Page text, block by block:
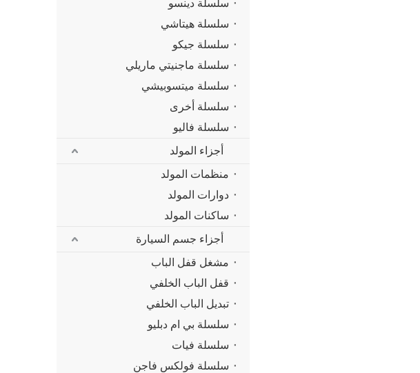
سلسلة دينسو
سلسلة هيتاشي
سلسلة جيكو
سلسلة ماجنيتي ماريلي
سلسلة ميتسوبيشي
سلسلة أخرى
سلسلة فاليو
أجزاء المولد
منظمات المولد
دوارات المولد
ساكنات المولد
أجزاء جسم السيارة
مشغل قفل الباب
قفل الباب الخلفي
تبديل الباب الخلفي
سلسلة بي ام دبليو
سلسلة فيات
سلسلة فولكس فاجن